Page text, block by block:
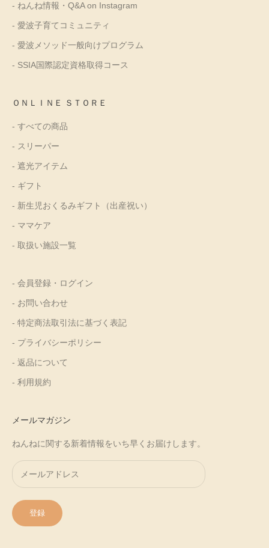
- ねんね情報・Q&A on Instagram
- 愛波子育てコミュニティ
- 愛波メソッド一般向けプログラム
- SSIA国際認定資格取得コース
ＯＮＬＩＮＥ ＳＴＯＲＥ
- すべての商品
- スリーパー
- 遮光アイテム
- ギフト
- 新生児おくるみギフト（出産祝い）
- ママケア
- 取扱い施設一覧
- 会員登録・ログイン
- お問い合わせ
- 特定商法取引法に基づく表記
- プライバシーポリシー
- 返品について
- 利用規約
メールマガジン
ねんねに関する新着情報をいち早くお届けします。
登録